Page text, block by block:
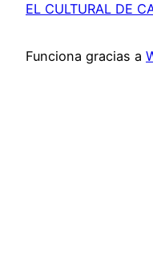
EL CULTURAL DE
Funciona gracias a